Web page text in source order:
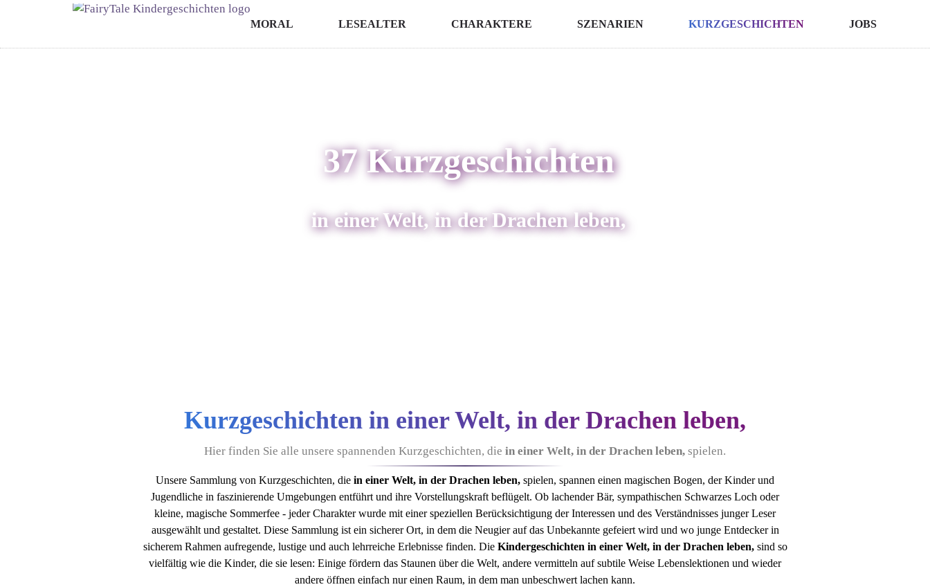
MORAL LESEALTER CHARAKTERE SZENARIEN KURZGESCHICHTEN JOBS
37 Kurzgeschichten
in einer Welt, in der Drachen leben,
Kurzgeschichten in einer Welt, in der Drachen leben,
Hier finden Sie alle unsere spannenden Kurzgeschichten, die in einer Welt, in der Drachen leben, spielen.
Unsere Sammlung von Kurzgeschichten, die in einer Welt, in der Drachen leben, spielen, spannen einen magischen Bogen, der Kinder und
Jugendliche in faszinierende Umgebungen entführt und ihre Vorstellungskraft beflügelt. Ob lachender Bär, sympathischen Schwarzes Loch oder
kleine, magische Sommerfee - jeder Charakter wurde mit einer speziellen Berücksichtigung der Interessen und des Verständnisses junger Leser
ausgewählt und gestaltet. Diese Sammlung ist ein sicherer Ort, in dem die Neugier auf das Unbekannte gefeiert wird und wo junge Entdecker in
sicherem Rahmen aufregende, lustige und auch lehrreiche Erlebnisse finden. Die Kindergeschichten in einer Welt, in der Drachen leben,sind so
vielfältig wie die Kinder, die sie lesen: Einige fördern das Staunen über die Welt, andere vermitteln auf subtile Weise Lebenslektionen und wieder
andere öffnen einfach nur einen Raum, in dem man unbeschwert lachen kann.